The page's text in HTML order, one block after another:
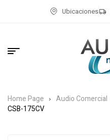
Ubicaciones
Home Page Audio Comercial
CSB-175CV